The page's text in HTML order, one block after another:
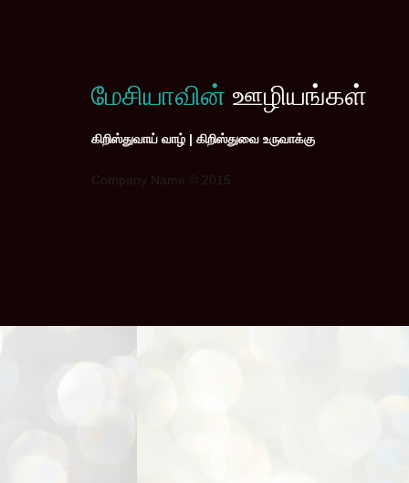
மேசியாவின் ஊழியங்கள்
கிறிஸ்துவாய் வாழ் | கிறிஸ்துவை உருவாக்கு
Company Name © 2015